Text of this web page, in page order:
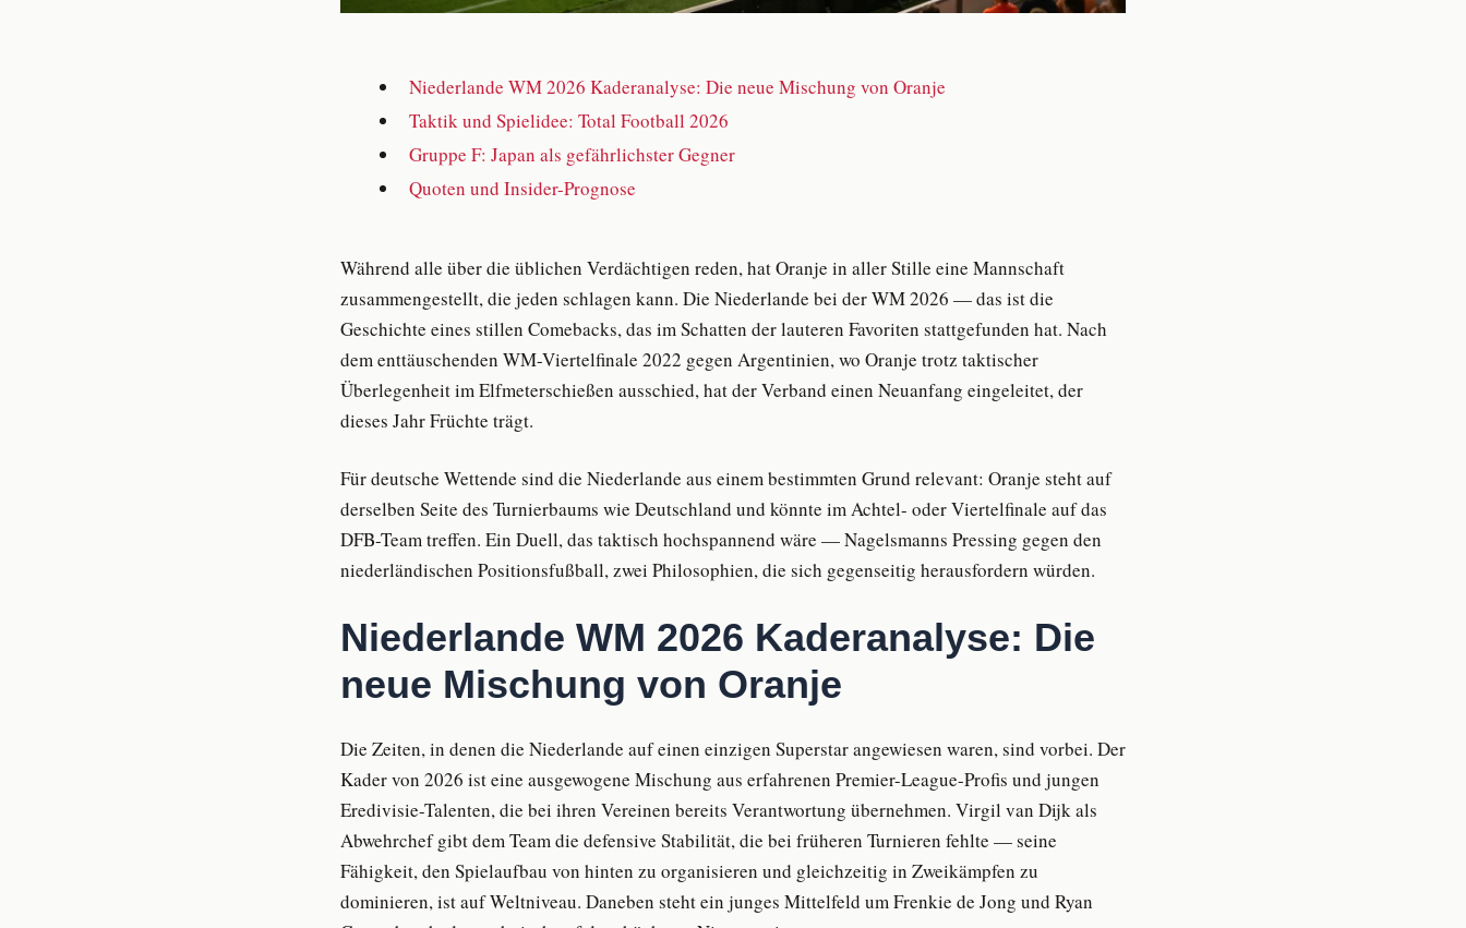
Niederlande WM 2026 Kaderanalyse: Die neue Mischung von Oranje
Taktik und Spielidee: Total Football 2026
Gruppe F: Japan als gefährlichster Gegner
Quoten und Insider-Prognose
Während alle über die üblichen Verdächtigen reden, hat Oranje in aller Stille eine Mannschaft
zusammengestellt, die jeden schlagen kann. Die Niederlande bei der WM 2026 — das ist die
Geschichte eines stillen Comebacks, das im Schatten der lauteren Favoriten stattgefunden hat. Nach
dem enttäuschenden WM-Viertelfinale 2022 gegen Argentinien, wo Oranje trotz taktischer
Überlegenheit im Elfmeterschießen ausschied, hat der Verband einen Neuanfang eingeleitet, der
dieses Jahr Früchte trägt.
Für deutsche Wettende sind die Niederlande aus einem bestimmten Grund relevant: Oranje steht auf
derselben Seite des Turnierbaums wie Deutschland und könnte im Achtel- oder Viertelfinale auf das
DFB-Team treffen. Ein Duell, das taktisch hochspannend wäre — Nagelsmanns Pressing gegen den
niederländischen Positionsfußball, zwei Philosophien, die sich gegenseitig herausfordern würden.
Niederlande WM 2026 Kaderanalyse: Die
neue Mischung von Oranje
Die Zeiten, in denen die Niederlande auf einen einzigen Superstar angewiesen waren, sind vorbei. Der
Kader von 2026 ist eine ausgewogene Mischung aus erfahrenen Premier-League-Profis und jungen
Eredivisie-Talenten, die bei ihren Vereinen bereits Verantwortung übernehmen. Virgil van Dijk als
Abwehrchef gibt dem Team die defensive Stabilität, die bei früheren Turnieren fehlte — seine
Fähigkeit, den Spielaufbau von hinten zu organisieren und gleichzeitig in Zweikämpfen zu
dominieren, ist auf Weltniveau. Daneben steht ein junges Mittelfeld um Frenkie de Jong und Ryan